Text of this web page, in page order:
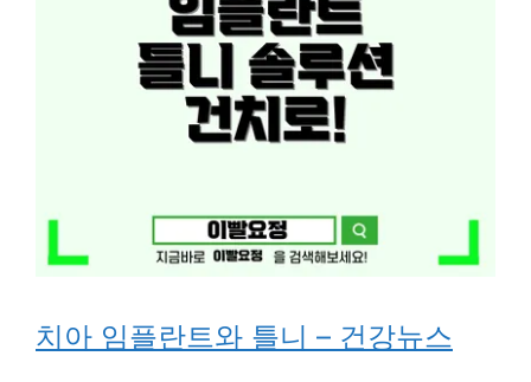
치아 임플란트와 틀니 – 건강뉴스